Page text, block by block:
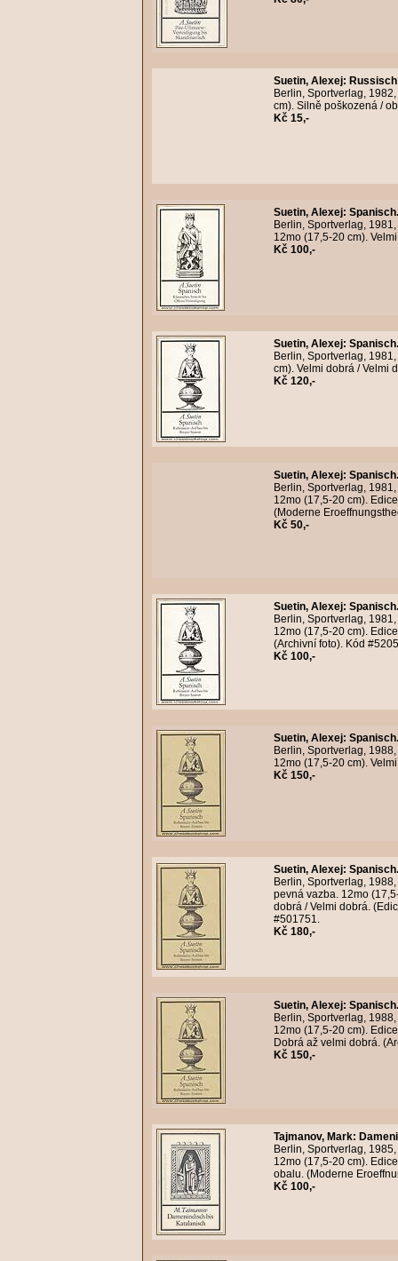
Suetin, Alexej:
Berlin, Sportverlag,
cm). Silně poškozená /
Kč 15,-
Suetin, Alexej:
Berlin, Sportverlag,
12mo (17,5-20 cm).
Kč 100,-
Suetin, Alexej:
Berlin, Sportverlag,
cm). Velmi dobrá / Velmi
Kč 120,-
Suetin, Alexej:
Berlin, Sportverlag,
12mo (17,5-20 cm).
(Moderne
Kč 50,-
Suetin, Alexej:
Berlin, Sportverlag,
12mo (17,5-20 cm).
(Archivní foto). Kód
Kč 100,-
Suetin, Alexej:
Berlin, Sportverlag,
12mo (17,5-20 cm).
Kč 150,-
Suetin, Alexej:
Berlin, Sportverlag,
pevná vazba. 12mo
dobrá / Velmi dobrá.
#501751.
Kč 180,-
Suetin, Alexej:
Berlin, Sportverlag,
12mo (17,5-20 cm).
Dobrá až velmi dobrá.
Kč 150,-
Tajmanov, Mark:
Berlin, Sportverlag,
12mo (17,5-20 cm).
obalu. (Moderne
Kč 100,-